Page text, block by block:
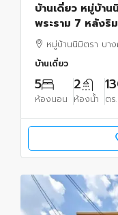
บ้านเดี่ยว หมู่บ้า
พระราม 7 หลังริม
หมู่บ้านนิมิตรา บา
บ้านเดี่ยว
5
ห้องนอน
2
ห้องน้ำ ตร